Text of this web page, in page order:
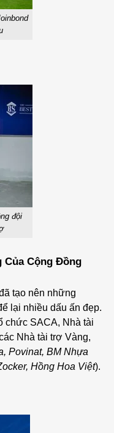
đội
Của Cộng Đồng
tạo nên những
lại nhiều dấu ấn đẹp.
chức SACA, Nhà tài
Nhà tài trợ Vàng,
Povinat, BM Nhựa
Hồng Hoa Việt).